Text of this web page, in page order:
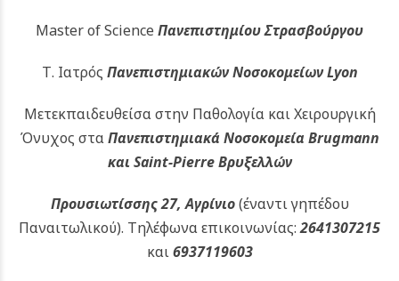
Master of Science Πανεπιστημίου Στρασβούργου
Τ. Ιατρός Πανεπιστημιακών Νοσοκομείων Lyon
Μετεκπαιδευθείσα στην Παθολογία και Χειρουργική
Όνυχος σταΠανεπιστημιακά Νοσοκομεία Brugmann
και Saint-Pierre Βρυξελλών
Προυσιωτίσσης 27, Αγρίνιο(έναντι γηπέδου
Παναιτωλικού). Τηλέφωνα επικοινωνίας:2641307215
και6937119603